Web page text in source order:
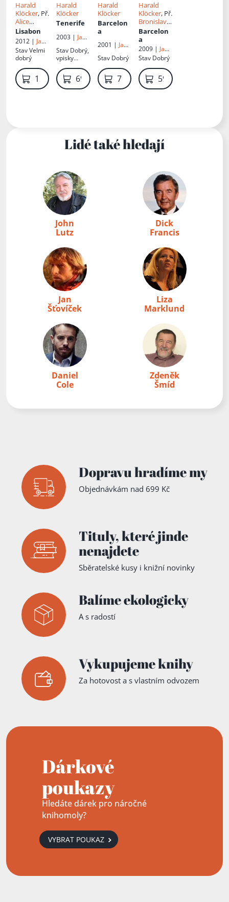
Harald
Klöcker, Př.
Alice
Kavinová
Lisabon
2012 | Jan
Vašut
StavVelmi
dobrý
129 Kč
Harald
Klöcker
Tenerife
2003 | Jan
Stav Dobrý,
vpisky
69 Kč
Harald
Klöcker
Barcelon
a
2001 | Jan
Stav Dobrý
79 Kč
Harald
Klöcker, Př.
Bronislava
Sochorová
Barcelon
a
2009 | Jan
Vašut
Stav Dobrý
59 Kč
Lidé také hledají
John
Lutz
Dick
Francis
Jan
Šťovíček
Liza
Marklund
Daniel
Cole
Zdeněk
Šmíd
Dopravu hradíme my
Objednávkám nad 699 Kč
Tituly,které jinde
nenajdete
Sběratelské kusy i knižní novinky
Balíme ekologicky
A s radostí
Vykupujeme knihy
Za hotovost a s vlastním odvozem
Dárkové
poukazy
Hledáte dárek pro náročné
knihomoly?
VYBRAT POUKAZ